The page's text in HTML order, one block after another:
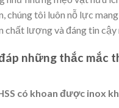
chúng tôi luôn nỗ lực
chất lượng và đáng tin cậy
những thắc mắc
có khoan được inox